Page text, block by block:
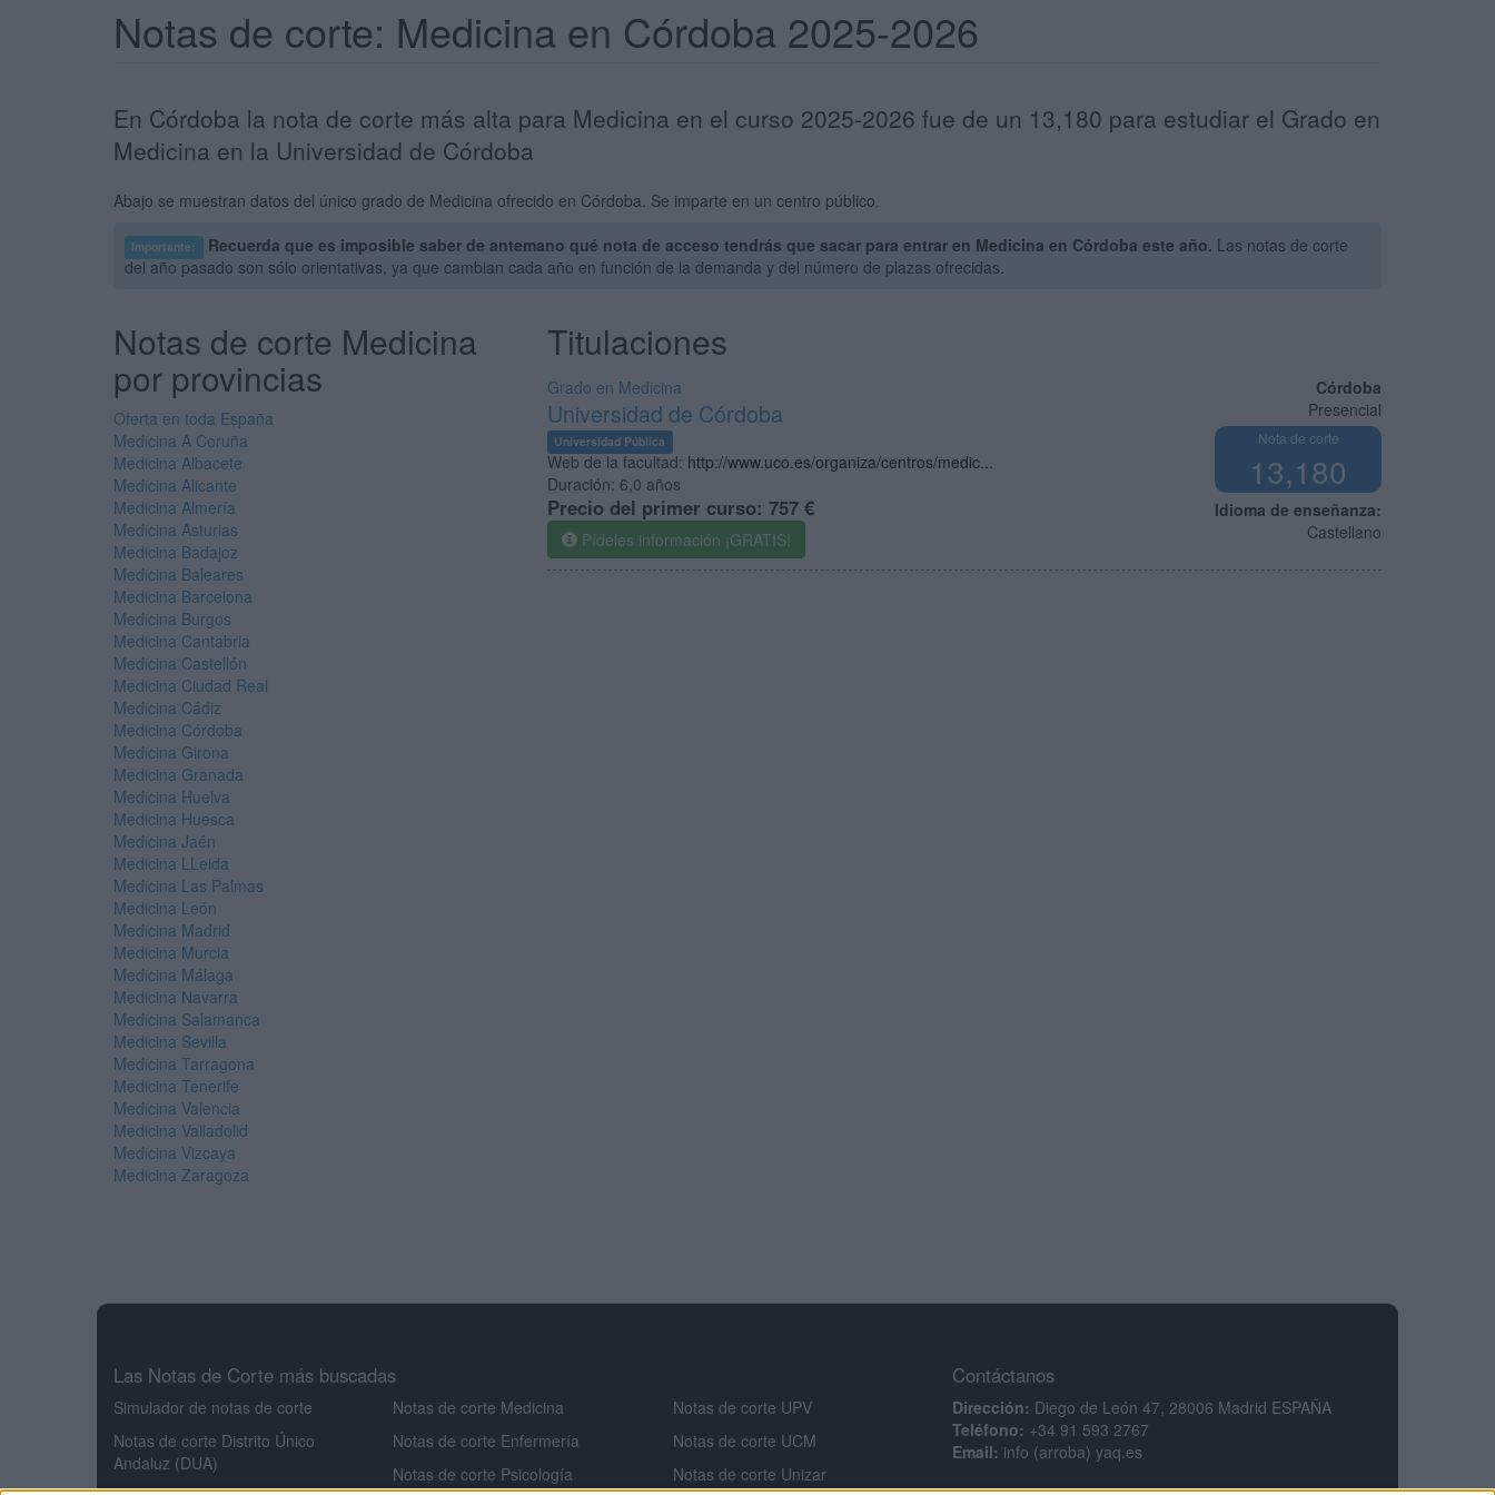
Notas de corte: Medicina en Córdoba 2025-2026
En Córdoba la nota de corte más alta para Medicina en el curso 2025-2026 fue de un 13,180 para estudiar el Grado en
Medicina en la Universidad de Córdoba
Abajo se muestran datos del único grado de Medicina ofrecido en Córdoba. Se imparte en un centro público.
Importante: Recuerda que es imposible saber de antemano qué nota de acceso tendrás que sacar para entrar en Medicina en Córdoba este año. Las notas de corte
del año pasado son sólo orientativas, ya que cambian cada año en función de la demanda y del número de plazas ofrecidas.
Titulaciones
Córdoba
Presencial
Nota de corte
13,180
Idioma de enseñanza:
Castellano
Grado en Medicina
Universidad de Córdoba
Universidad Pública
Web de la facultad: http://www.uco.es/organiza/centros/medic...
Duración: 6,0 años
Precio del primer curso: 757 €
Pídeles información ¡GRATIS!
Notas de corte Medicina
por provincias
Oferta en toda España
Medicina A Coruña
Medicina Albacete
Medicina Alicante
Medicina Almería
Medicina Asturias
Medicina Badajoz
Medicina Baleares
Medicina Barcelona
Medicina Burgos
Medicina Cantabria
Medicina Castellón
Medicina Ciudad Real
Medicina Cádiz
Medicina Córdoba
Medicina Girona
Medicina Granada
Medicina Huelva
Medicina Huesca
Medicina Jaén
Medicina LLeida
Medicina Las Palmas
Medicina León
Medicina Madrid
Medicina Murcia
Medicina Málaga
Medicina Navarra
Medicina Salamanca
Medicina Sevilla
Medicina Tarragona
Medicina Tenerife
Medicina Valencia
Medicina Valladolid
Medicina Vizcaya
Medicina Zaragoza
Las Notas de Corte más buscadas
Simulador de notas de corte
Notas de corte Distrito Único
Andaluz (DUA)
Notas de corte Medicina
Notas de corte Enfermería
Notas de corte Psicología
Notas de corte UPV
Notas de corte UCM
Notas de corte Unizar
Contáctanos
Dirección: Diego de León 47, 28006 Madrid ESPAÑA
Teléfono: +34 91 593 2767
Email: info (arroba) yaq.es